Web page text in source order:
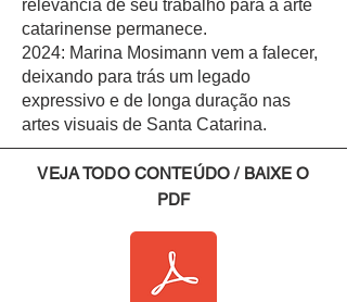
relevância de seu trabalho para a arte
catarinense permanece.
2024: Marina Mosimann vem a falecer,
deixando para trás um legado
expressivo e de longa duração nas
artes visuais de Santa Catarina.
VEJA TODO CONTEÚDO / BAIXE O
PDF